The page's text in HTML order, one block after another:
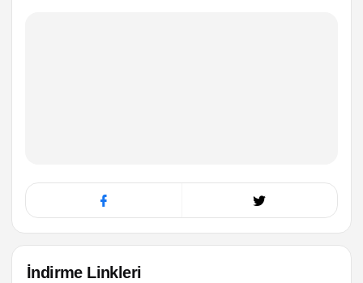
İndirme Linkleri